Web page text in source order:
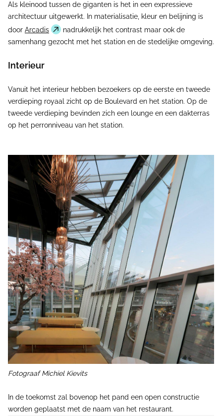
Als kleinood tussen de giganten is het in een expressieve
architectuur uitgewerkt. In materialisatie, kleur en belijning is
door Arcadis
nadrukkelijk het contrast maar ook de
samenhang gezocht met het station en de stedelijke omgeving.
Interieur
Vanuit het interieur hebben bezoekers op de eerste en tweede
verdieping royaal zicht op de Boulevard en het station. Op de
tweede verdieping bevinden zich een lounge en een dakterras
op het perronniveau van het station.
Fotograaf Michiel Kievits
In de toekomst zal bovenop het pand een open constructie
worden geplaatst met de naam van het restaurant.